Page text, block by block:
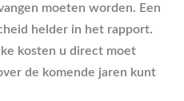
moeten worden. Een
helder in het rapport.
kosten u direct moet
de komende jaren kunt